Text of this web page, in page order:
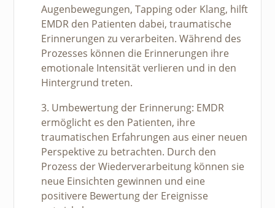
Augenbewegungen, Tapping oder Klang, hilft
EMDR den Patienten dabei, traumatische
Erinnerungen zu verarbeiten. Während des
Prozesses können die Erinnerungen ihre
emotionale Intensität verlieren und in den
Hintergrund treten.
3. Umbewertung der Erinnerung: EMDR
ermöglicht es den Patienten, ihre
traumatischen Erfahrungen aus einer neuen
Perspektive zu betrachten. Durch den
Prozess der Wiederverarbeitung können sie
neue Einsichten gewinnen und eine
positivere Bewertung der Ereignisse